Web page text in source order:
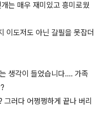
는 매우 재미있고 흥미로웠
이도저도 아닌 갈필을 못잡더
생각이 들었습니다.... 가족
러다 어쩡쩡하게 끝나 버리